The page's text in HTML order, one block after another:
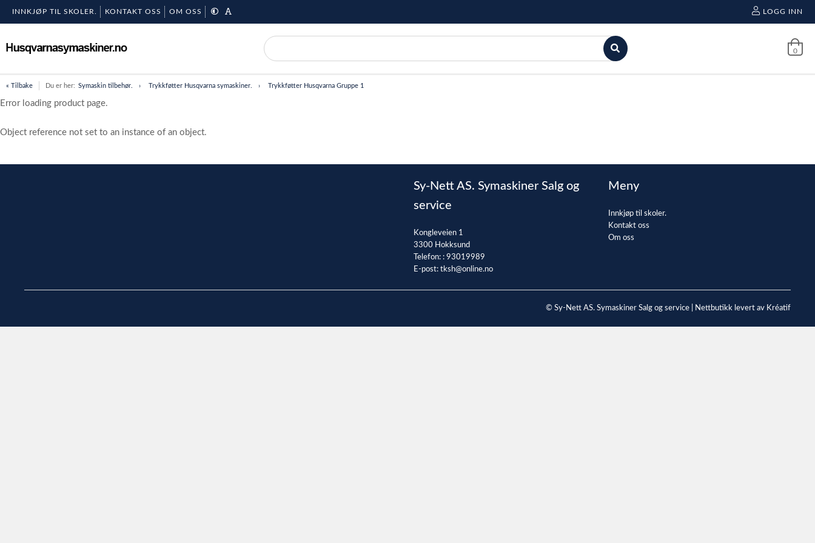
INNKJØP TIL SKOLER. KONTAKT OSS OM OSS LOGG INN
0
« Tilbake Du er her: Symaskin tilbehør. Trykkføtter Husqvarna symaskiner. Trykkføtter Husqvarna Gruppe 1
Error loading product page.
Object reference not set to an instance of an object.
Sy-Nett AS. Symaskiner Salg og
service
Kongleveien 1
3300 Hokksund
Telefon: : 93019989
E-post: tksh@online.no
Meny
Innkjøp til skoler.
Kontakt oss
Om oss
© Sy-Nett AS. Symaskiner Salg og service | Nettbutikk levert av Kréatif